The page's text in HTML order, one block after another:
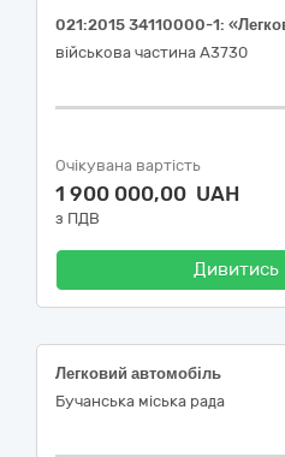
військова частина А3730
Очікувана вартість
1 900 000,00 UAH
з ПДВ
Дивитись
Легковий автомобіль
Бучанська міська рада